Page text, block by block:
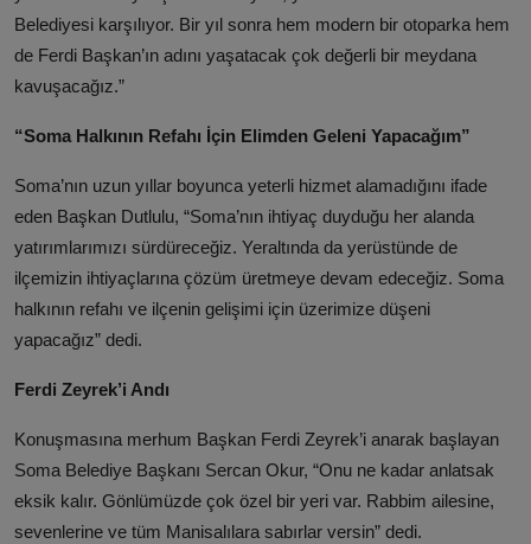
Belediyesi karşılıyor. Bir yıl sonra hem modern bir otoparka hem
de Ferdi Başkan’ın adını yaşatacak çok değerli bir meydana
kavuşacağız.”
“Soma Halkının Refahı İçin Elimden Geleni Yapacağım”
Soma’nın uzun yıllar boyunca yeterli hizmet alamadığını ifade
eden Başkan Dutlulu, “Soma’nın ihtiyaç duyduğu her alanda
yatırımlarımızı sürdüreceğiz. Yeraltında da yerüstünde de
ilçemizin ihtiyaçlarına çözüm üretmeye devam edeceğiz. Soma
halkının refahı ve ilçenin gelişimi için üzerimize düşeni
yapacağız” dedi.
Ferdi Zeyrek’i Andı
Konuşmasına merhum Başkan Ferdi Zeyrek’i anarak başlayan
Soma Belediye Başkanı Sercan Okur, “Onu ne kadar anlatsak
eksik kalır. Gönlümüzde çok özel bir yeri var. Rabbim ailesine,
sevenlerine ve tüm Manisalılara sabırlar versin” dedi.